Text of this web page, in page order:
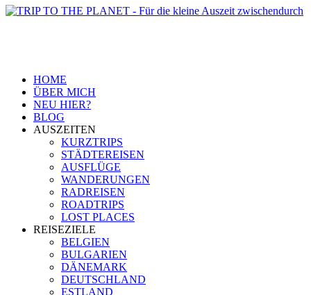
HOME
ÜBER MICH
NEU HIER?
BLOG
AUSZEITEN
KURZTRIPS
STÄDTEREISEN
AUSFLÜGE
WANDERUNGEN
RADREISEN
ROADTRIPS
LOST PLACES
REISEZIELE
BELGIEN
BULGARIEN
DÄNEMARK
DEUTSCHLAND
ESTLAND